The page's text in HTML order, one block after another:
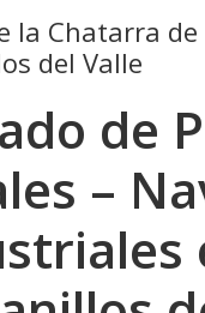
la Chatarra
del Valle
de
–